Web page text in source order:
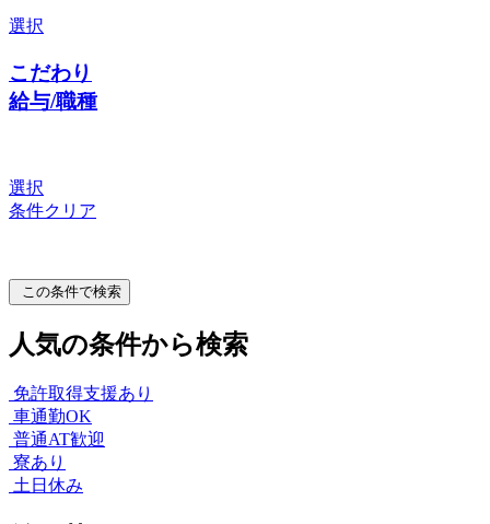
選択
こだわり
給与/職種
選択
条件クリア
この条件で検索
人気の条件から検索
免許取得支援あり
車通勤OK
普通AT歓迎
寮あり
土日休み